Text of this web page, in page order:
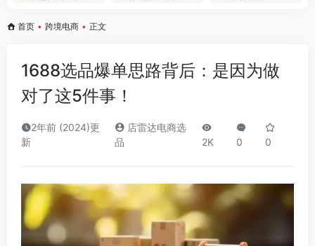
首页 • 跨境电商 • 正文
1688选品爆单思路背后：是因为做
对了这5件事！
2年前 (2024)更
新
店雷达电商选
品
2K 0 0